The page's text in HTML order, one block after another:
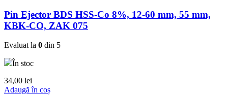
Pin Ejector BDS HSS-Co 8%, 12-60 mm, 55 mm,
KBK-CO, ZAK 075
Evaluat la 0 din 5
În stoc
34,00 lei
Adaugă în coș